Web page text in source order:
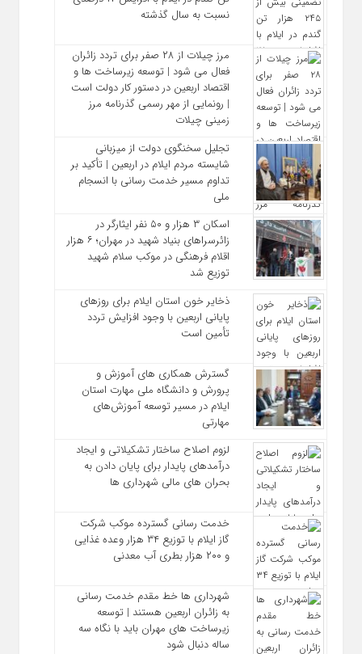
نسبت به سال گذشته
مرز چیلات از ۲۸ صفر برای تردد زائران
فعال می‌ شود | توسعه زیرساخت‌ ها و
اقتصاد اربعین در دستور کار دولت است
| رونمایی از مهر رسمی گذرنامه مرز
زمینی چیلات
تجلیل سخنگوی دولت از میزبانی
شایسته مردم ایلام در اربعین | تأکید بر
تداوم مسیر خدمت‌ رسانی با انسجام
ملی
اسکان ۳ هزار و ۵۰ نفر ایثارگر در
زائرسراهای بنیاد شهید در مهران؛ ۶ هزار
اقلام فرهنگی در موکب سلام شهید
توزیع شد
ذخایر خون استان ایلام برای روزهای
پایانی اربعین با وجود افزایش تردد
تأمین است
گسترش همکاری‌ های آموزش و
پرورش و دانشگاه ملی مهارت استان
ایلام در مسیر توسعه آموزش‌های
مهارتی
لزوم اصلاح ساختار تشکیلاتی و ایجاد
درآمدهای پایدار برای پایان دادن به
بحران‌ های مالی شهرداری‌ ها
خدمت رسانی گسترده موکب شرکت
گاز ایلام با توزیع ۳۴ هزار وعده غذایی
و ۲۰۰ هزار بطری آب معدنی
شهرداری‌ ها خط مقدم خدمت ‌رسانی
به زائران اربعین هستند | توسعه
زیرساخت ‌های مهران باید با نگاه سه‌
ساله دنبال شود